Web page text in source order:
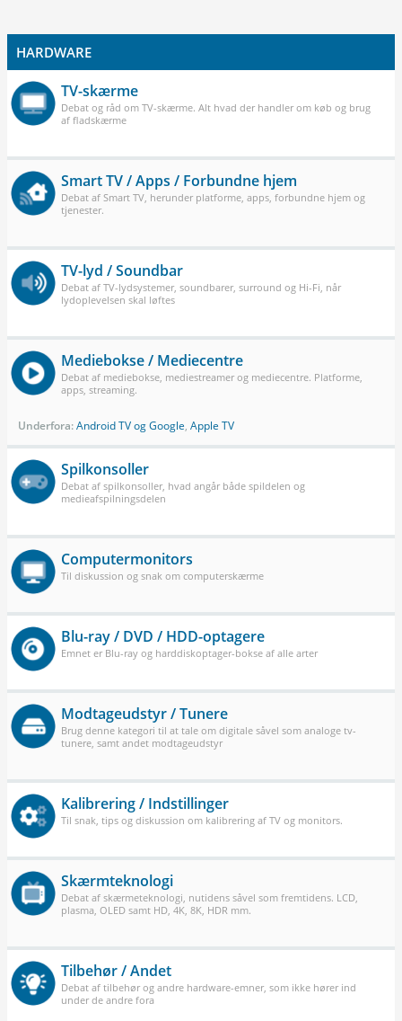
HARDWARE
TV-skærme
Debat og råd om TV-skærme. Alt hvad der handler om køb og brug
af fladskærme
Smart TV / Apps / Forbundne hjem
Debat af Smart TV, herunder platforme, apps, forbundne hjem og
tjenester.
TV-lyd / Soundbar
Debat af TV-lydsystemer, soundbarer, surround og Hi-Fi, når
lydoplevelsen skal løftes
Mediebokse / Mediecentre
Debat af mediebokse, mediestreamer og mediecentre. Platforme,
apps, streaming.
Underfora:Android TV og Google, Apple TV
Spilkonsoller
Debat af spilkonsoller, hvad angår både spildelen og
medieafspilningsdelen
Computermonitors
Til diskussion og snak om computerskærme
Blu-ray / DVD / HDD-optagere
Emnet er Blu-ray og harddiskoptager-bokse af alle arter
Modtageudstyr / Tunere
Brug denne kategori til at tale om digitale såvel som analoge tv-
tunere, samt andet modtageudstyr
Kalibrering / Indstillinger
Til snak, tips og diskussion om kalibrering af TV og monitors.
Skærmteknologi
Debat af skærmeteknologi, nutidens såvel som fremtidens. LCD,
plasma, OLED samt HD, 4K, 8K, HDR mm.
Tilbehør / Andet
Debat af tilbehør og andre hardware-emner, som ikke hører ind
under de andre fora